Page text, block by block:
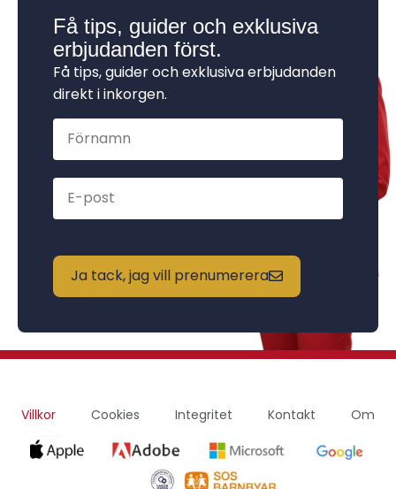
Få tips, guider och exklusiva
erbjudanden först.
Få tips, guider och exklusiva erbjudanden
direkt i inkorgen.
Ja tack, jag vill prenumerera
Villkor Cookies Integritet Kontakt Om